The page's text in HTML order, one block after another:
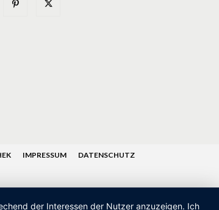
IMPRESSUM DATENSCHUTZ
der Interessen der Nutzer anzuzeigen. Ich